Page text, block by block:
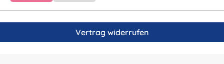
Vertrag widerrufen